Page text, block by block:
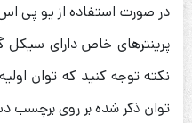
در صورت استفاده از یو پی
پرینترهای خاص دارای سیکل
نکته توجه کنید که توان
توان ذکر شده بر روی برچسب